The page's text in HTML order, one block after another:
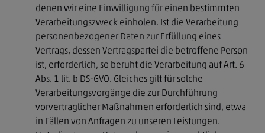
denen wir eine Einwilligung für einen bestimmten
Verarbeitungszweck einholen. Ist die Verarbeitung
personenbezogener Daten zur Erfüllung eines
Vertrags, dessen Vertragspartei die betroffene Person
ist, erforderlich, so beruht die Verarbeitung auf Art. 6
Abs. 1 lit. b DS-GVO. Gleiches gilt für solche
Verarbeitungsvorgänge die zur Durchführung
vorvertraglicher Maßnahmen erforderlich sind, etwa
in Fällen von Anfragen zu unseren Leistungen.